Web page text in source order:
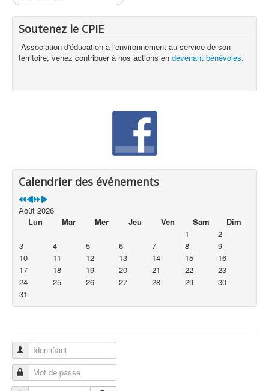
Soutenez le CPIE
Association d'éducation à l'environnement au service de son
territoire, venez contribuer à nos actions en devenant bénévoles.
Calendrier des événements
Août 2026
Lun
Mar Mer Jeu Ven Sam
Dim
1
2
3
4 5 6 7 8
9
10
11 12 13 14 15
16
17
18 19 20 21 22
23
24
25 26 27 28 29
30
31
Identifiant
Mot de passe